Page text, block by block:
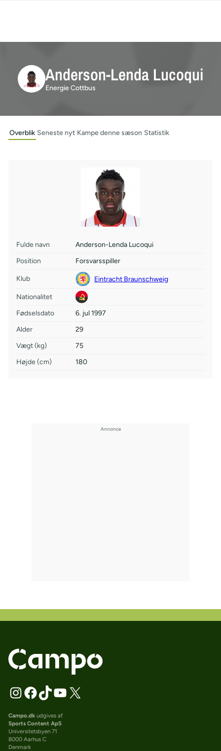
Anderson-Lenda Lucoqui
Energie Cottbus
Overblik Seneste nyt Kampe denne sæson Statistik
Fulde navn
Anderson-Lenda Lucoqui
Position
Forsvarsspiller
Klub Eintracht Braunschweig
Nationalitet
Fødselsdato
6. jul 1997
Alder
29
Vægt (kg)
75
Højde (cm)
180
Campo.dkudgives af
Sports Content ApS
Universitetsbyen 71
8000 Aarhus C
Denmark